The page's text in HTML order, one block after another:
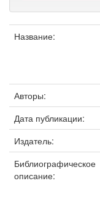
Название:
Авторы:
Дата публикации:
Издатель:
Библиографическое
описание: